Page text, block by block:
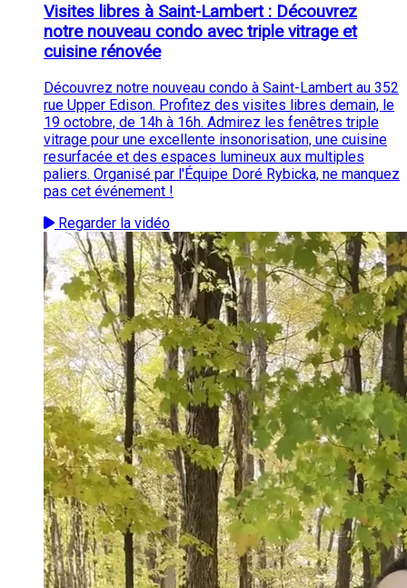
Visites libres à Saint-Lambert : Découvrez
notre nouveau condo avec triple vitrage et
cuisine rénovée
Découvrez notre nouveau condo à Saint-Lambert au 352
rue Upper Edison. Profitez des visites libres demain, le
19 octobre, de 14h à 16h. Admirez les fenêtres triple
vitrage pour une excellente insonorisation, une cuisine
resurfacée et des espaces lumineux aux multiples
paliers. Organisé par l'Équipe Doré Rybicka, ne manquez
pas cet événement !
Regarder la vidéo